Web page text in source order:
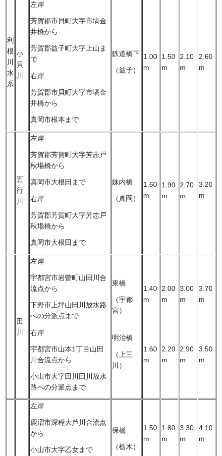
利
根
川
水
系
小
貝
川
左岸
芳賀郡市貝町大字市塙金
井橋から
芳賀郡益子町大字上山ま
で
右岸
芳賀郡市貝町大字市塙金
井橋から
真岡市根本まで
鉄道橋下
（益子）
1.00
m
1.50
m
2.10
m
2.60
m
五
行
川
左岸
芳賀郡芳賀町大字芳志戸
秋場橋から
真岡市大根田まで
右岸
芳賀郡芳賀町大字芳志戸
秋場橋から
真岡市大根田まで
妹内橋
（真岡）
1.60
m
1.90
m
2.70
m
3.20
m
田
川
左岸
宇都宮市岩曽町山田川合
流点から
下野市上坪山田川放水路
への分派点まで
右岸
宇都宮市山本1丁目山田
川合流点から
小山市大字田川田川放水
路への分派点まで
東橋
（宇都
宮）
明治橋
（上三
川）
1.40
m
1.60
m
2.00
m
2.20
m
3.00
m
2.90
m
3.70
m
3.50
m
左岸
鹿沼市深程大芦川合流点
から
小山市大字乙女まで
保橋
（栃木）
1.50
m
1.80
m
3.30
m
4.10
m